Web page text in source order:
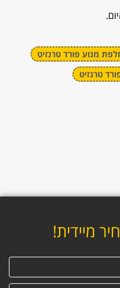
מנוע פורד טרנזיט
טרנזיט
מיידית!